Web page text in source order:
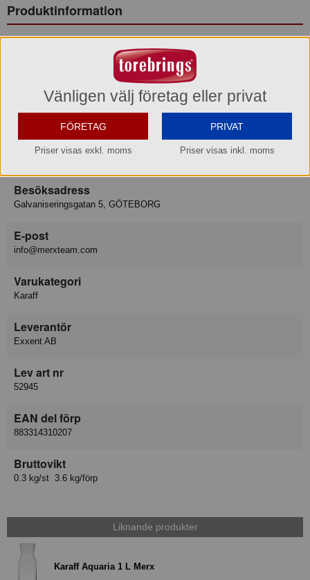
Produktinformation
Konsumentkontakt
031-50 67 00
Hemsida
www.merxteam.com
Besöksadress
Galvaniseringsgatan 5, GÖTEBORG
E-post
info@merxteam.com
Varukategori
Karaff
Leverantör
Exxent AB
Lev art nr
52945
EAN del förp
883314310207
Bruttovikt
0.3 kg/st 3.6 kg/förp
Liknande produkter
Karaff Aquaria 1 L Merx
Vänligen välj företag eller privat
FÖRETAG
Priser visas exkl. moms
PRIVAT
Priser visas inkl. moms